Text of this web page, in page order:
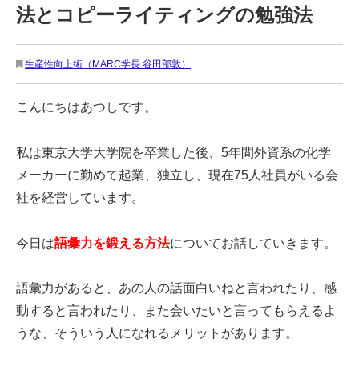
法とコピーライティングの勉強法
生産性向上術（MARC学長 谷田部敦）
こんにちはあつしです。
私は東京大学大学院を卒業した後、5年間外資系の化学
メーカーに勤めて起業、独立し、現在75人社員がいる会
社を経営しています。
今日は語彙力を鍛える方法についてお話していきます。
語彙力があると、あの人の話面白いねと言われたり、感
動すると言われたり、また会いたいと言ってもらえるよ
うな、そういう人になれるメリットがあります。